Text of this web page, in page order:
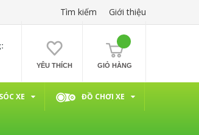
Tìm kiếm Giới thiệu
YÊU THÍCH GIỎ HÀNG
XE ĐỒ CHƠI XE